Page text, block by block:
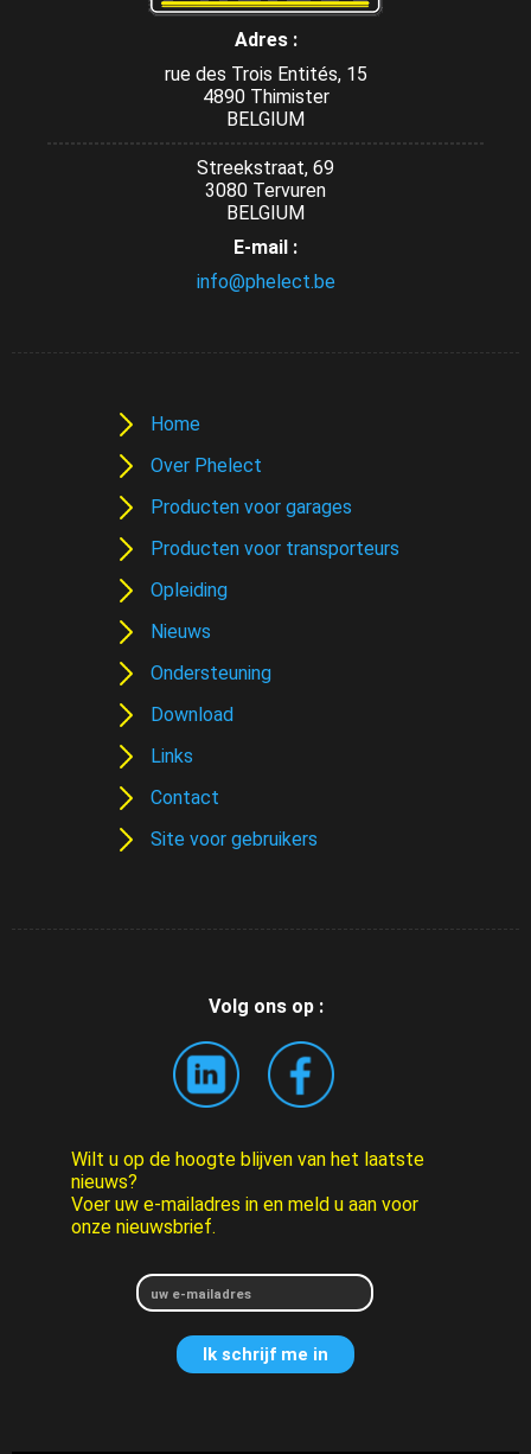
Adres :
rue des Trois Entités, 15
4890 Thimister
BELGIUM
Streekstraat, 69
3080 Tervuren
BELGIUM
E-mail :
info@phelect.be
Home
Over Phelect
Producten voor garages
Producten voor transporteurs
Opleiding
Nieuws
Ondersteuning
Download
Links
Contact
Site voor gebruikers
Volg ons op :
Wilt u op de hoogte blijven van het laatste
nieuws?
Voer uw e-mailadres in en meld u aan voor
onze nieuwsbrief.